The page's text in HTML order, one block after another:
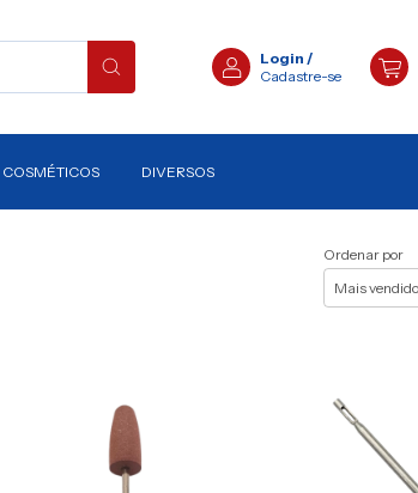
Login /
Cadastre-se
COSMÉTICOS DIVERSOS
Ordenar por